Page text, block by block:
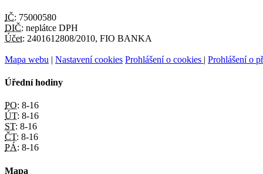
IČ: 75000580
DIČ: neplátce DPH
Účet: 2401612808/2010, FIO BANKA
Mapa webu | Nastavení cookies Prohlášení o cookies | Prohlášení o
Úřední hodiny
PO: 8-16
ÚT: 8-16
ST: 8-16
ČT: 8-16
PÁ: 8-16
Mapa